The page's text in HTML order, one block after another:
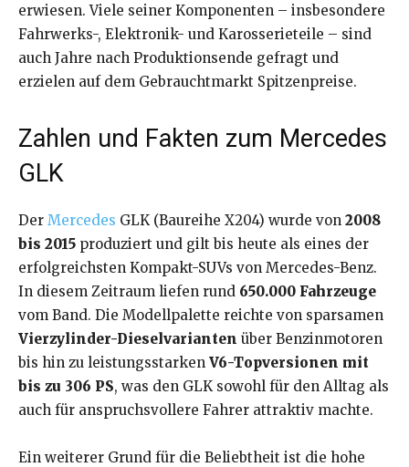
erwiesen. Viele seiner Komponenten – insbesondere
Fahrwerks-, Elektronik- und Karosserieteile – sind
auch Jahre nach Produktionsende gefragt und
erzielen auf dem Gebrauchtmarkt Spitzenpreise.
Zahlen und Fakten zum Mercedes
GLK
Der Mercedes GLK (Baureihe X204) wurde von 2008
bis 2015 produziert und gilt bis heute als eines der
erfolgreichsten Kompakt-SUVs von Mercedes-Benz.
In diesem Zeitraum liefen rund 650.000 Fahrzeuge
vom Band. Die Modellpalette reichte von sparsamen
Vierzylinder-Dieselvarianten über Benzinmotoren
bis hin zu leistungsstarken V6-Topversionen mit
bis zu 306 PS, was den GLK sowohl für den Alltag als
auch für anspruchsvollere Fahrer attraktiv machte.
Ein weiterer Grund für die Beliebtheit ist die hohe